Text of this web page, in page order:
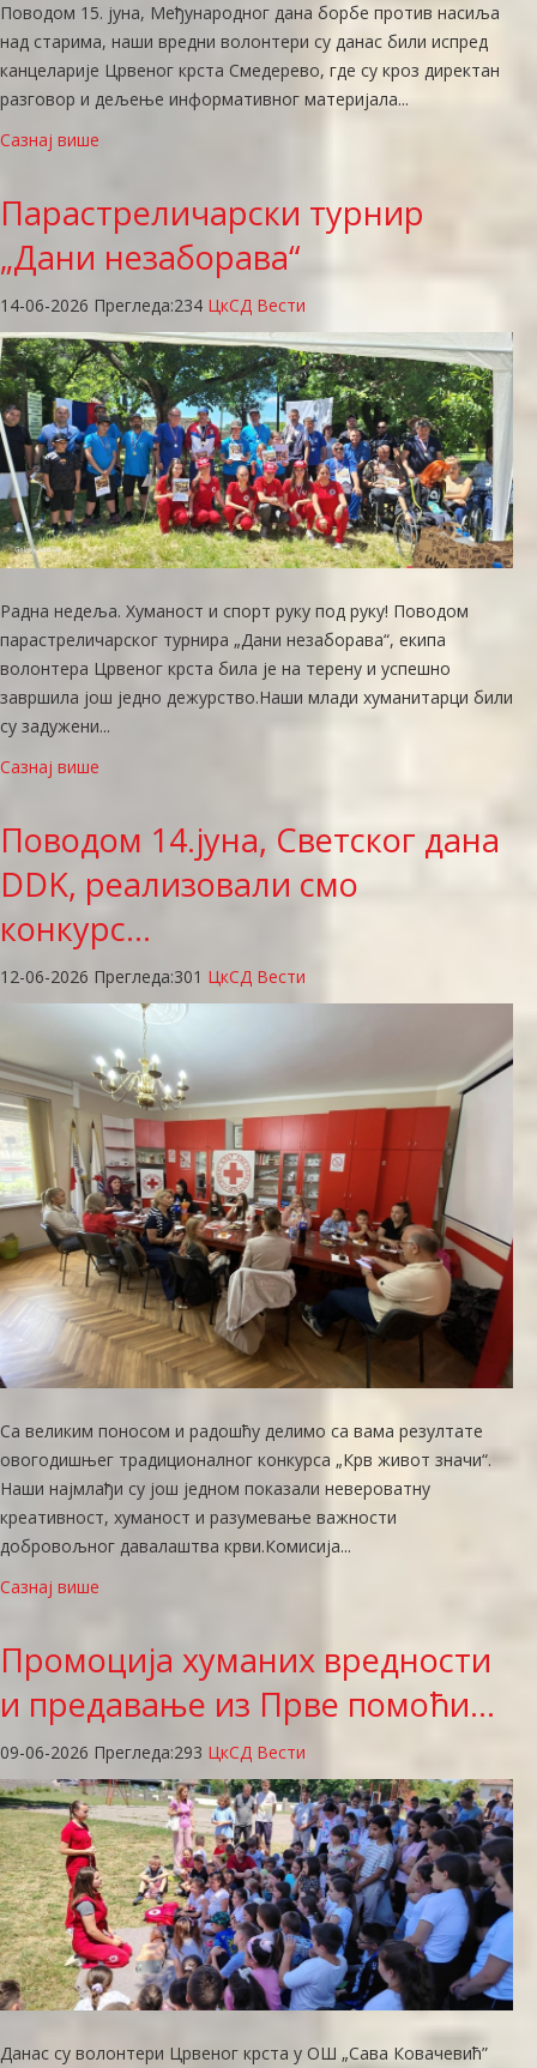
Поводом 15. јуна, Међународног дана борбе против насиља
над старима, наши вредни волонтери су данас били испред
канцеларије Црвеног крста Смедерево, где су кроз директан
разговор и дељење информативног материјала...
Сазнај више
Парастреличарски турнир
„Дани незаборава“
14-06-2026 Прегледа:234 ЦкСД Вести
Радна недеља. Хуманост и спорт руку под руку! Поводом
парастреличарског турнира „Дани незаборава“, екипа
волонтера Црвеног крста била је на терену и успешно
завршила још једно дежурство. ​Наши млади хуманитарци били
су задужени...
Сазнај више
Поводом 14.јуна, Светског дана
DDK, реализовали смо
конкурс…
12-06-2026 Прегледа:301 ЦкСД Вести
Са великим поносом и радошћу делимо са вама резултате
овогодишњег традиционалног конкурса „Крв живот значи“.
Наши најмлађи су још једном показали невероватну
креативност, хуманост и разумевање важности
добровољног давалаштва крви. ​Комисија...
Сазнај више
Промоцијa хуманих вредности
и предавање из Прве помоћи…
09-06-2026 Прегледа:293 ЦкСД Вести
Данас су волонтери Црвеног крста у ОШ „Сава Ковачевић”